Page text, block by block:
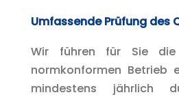
Umfassende Prüfung des
Wir führen für Sie
normkonformen Betrieb
mindestens jährlich